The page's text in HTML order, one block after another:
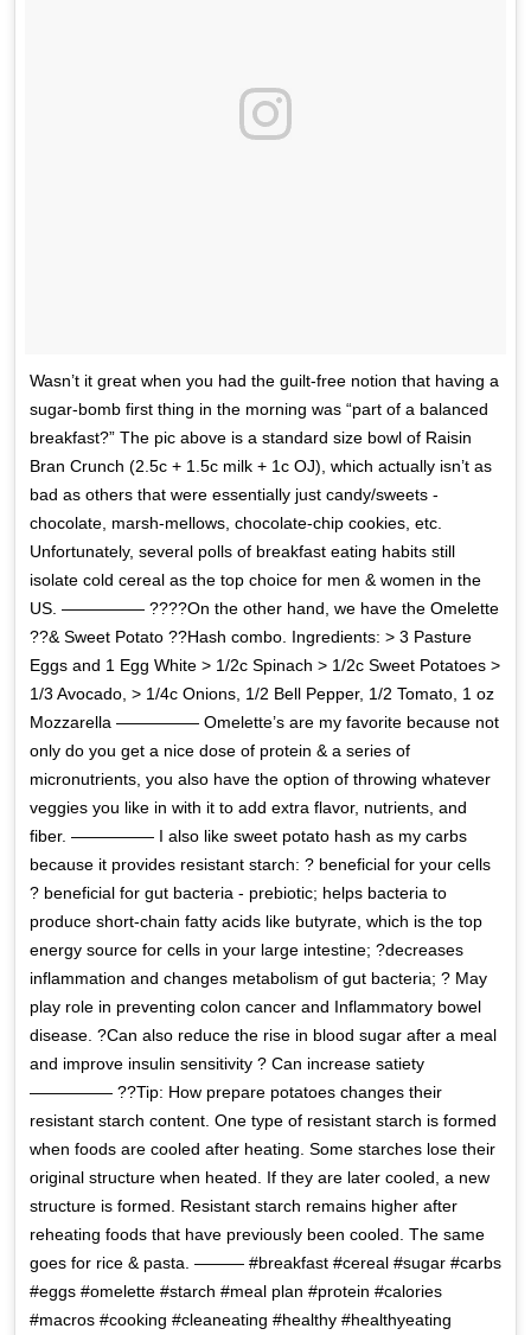
Wasn’t it great when you had the guilt-free notion that having a
sugar-bomb first thing in the morning was “part of a balanced
breakfast?” The pic above is a standard size bowl of Raisin
Bran Crunch (2.5c + 1.5c milk + 1c OJ), which actually isn’t as
bad as others that were essentially just candy/sweets -
chocolate, marsh-mellows, chocolate-chip cookies, etc.
Unfortunately, several polls of breakfast eating habits still
isolate cold cereal as the top choice for men & women in the
US. ————— ????On the other hand, we have the Omelette
??& Sweet Potato ??Hash combo. Ingredients: > 3 Pasture
Eggs and 1 Egg White > 1/2c Spinach > 1/2c Sweet Potatoes >
1/3 Avocado, > 1/4c Onions, 1/2 Bell Pepper, 1/2 Tomato, 1 oz
Mozzarella ————— Omelette’s are my favorite because not
only do you get a nice dose of protein & a series of
micronutrients, you also have the option of throwing whatever
veggies you like in with it to add extra flavor, nutrients, and
fiber. ————— I also like sweet potato hash as my carbs
because it provides resistant starch: ? beneficial for your cells
? beneficial for gut bacteria - prebiotic; helps bacteria to
produce short-chain fatty acids like butyrate, which is the top
energy source for cells in your large intestine; ?decreases
inflammation and changes metabolism of gut bacteria; ? May
play role in preventing colon cancer and Inflammatory bowel
disease. ?Can also reduce the rise in blood sugar after a meal
and improve insulin sensitivity ? Can increase satiety
————— ??Tip: How prepare potatoes changes their
resistant starch content. One type of resistant starch is formed
when foods are cooled after heating. Some starches lose their
original structure when heated. If they are later cooled, a new
structure is formed. Resistant starch remains higher after
reheating foods that have previously been cooled. The same
goes for rice & pasta. ——— #breakfast #cereal #sugar #carbs
#eggs #omelette #starch #meal plan #protein #calories
#macros #cooking #cleaneating #healthy #healthyeating